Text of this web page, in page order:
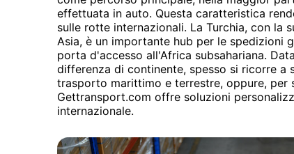
effettuata in auto. Questa caratteristica
sulle rotte internazionali. La Turchia, con la
Asia, è un importante hub per le spedizioni
porta d'accesso all'Africa subsahariana.
differenza di continente, spesso si ricorre a
trasporto marittimo e terrestre, oppure, per
Gettransport.com offre soluzioni
internazionale.